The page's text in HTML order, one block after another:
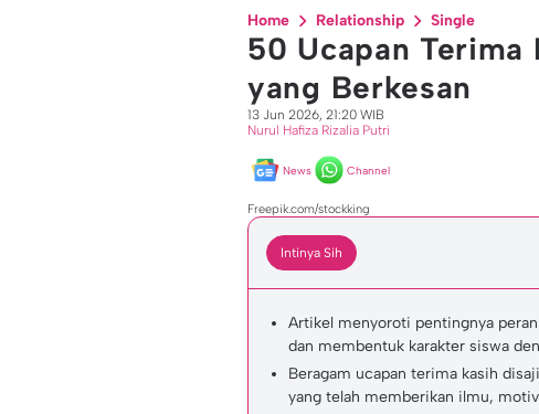
Home Relationship Single
50 Ucapan Terima
yang Berkesan
13 Jun 2026, 21:20 WIB
Nurul Hafiza Rizalia Putri
News Channel
Freepik.com/stockking
Intinya Sih
Artikel menyoroti pentingnya
dan membentuk karakter siswa
Beragam ucapan terima kasih
yang telah memberikan ilmu,